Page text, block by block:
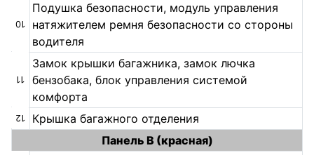
10
Подушка безопасности, модуль управления
натяжителем ремня безопасности со стороны
водителя
11
Замок крышки багажника, замок лючка
бензобака, блок управления системой
комфорта
12
Крышка багажного отделения
Панель B (красная)